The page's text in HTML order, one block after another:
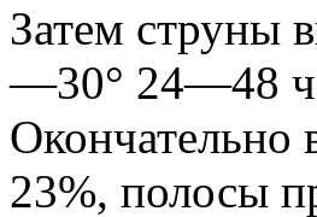
Затем струны
—30° 24—48
23%, полосы